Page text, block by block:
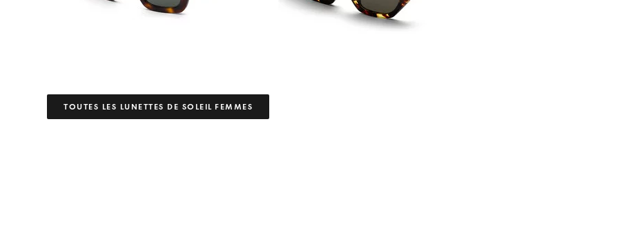
TOUTES LES LUNETTES DE SOLEIL FEMMES